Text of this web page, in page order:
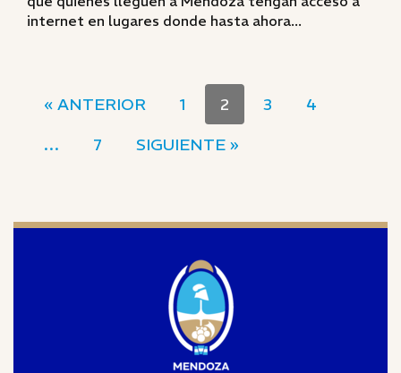
internet en lugares donde hasta ahora...
« ANTERIOR 1 2 3
4
…
7 SIGUIENTE »